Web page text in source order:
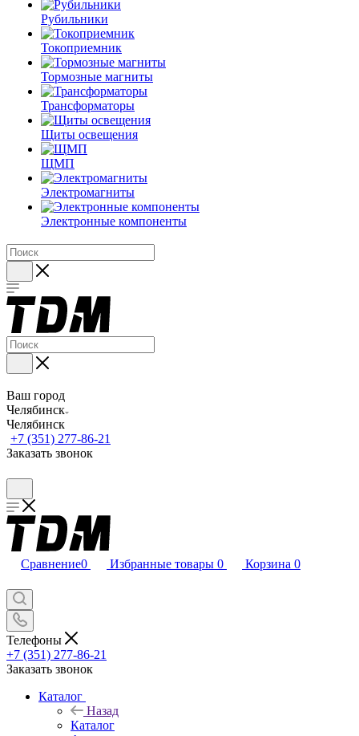
Рубильники
Токоприемник
Тормозные магниты
Трансформаторы
Щиты освещения
ЩМП
Электромагниты
Электронные компоненты
Ваш город
Челябинск
Челябинск
+7 (351) 277-86-21
Заказать звонок
Сравнение0 Избранные товары 0 Корзина 0
Телефоны
+7 (351) 277-86-21
Заказать звонок
Каталог
Назад
Каталог